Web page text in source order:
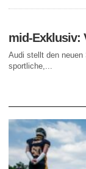
mid-Exklusiv:
Audi stellt den
sportliche,...